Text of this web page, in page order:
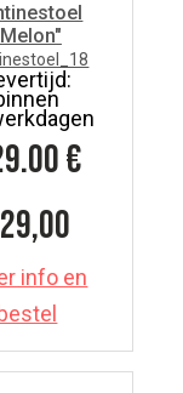
€
info en
bestel